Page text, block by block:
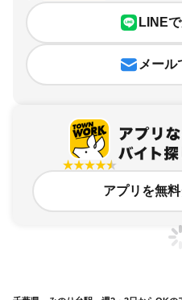
LINE
メール
アプリを無